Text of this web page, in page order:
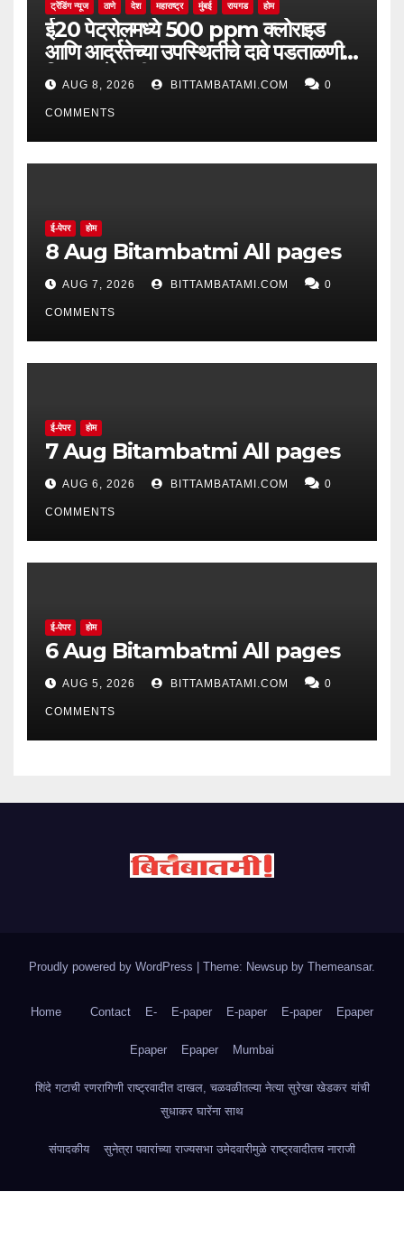
ट्रेंडिंग न्यूज ठाणे देश महाराष्ट्र मुंबई रायगड होम
ई20 पेट्रोलमध्ये 500 ppm क्लोराइड
आणि आर्द्रतेच्या उपस्थितीचे दावे पडताळणीत
सिद्ध झाले नाहीत
AUG 8, 2026 BITTAMBATAMI.COM 0
COMMENTS
ई-पेपर होम
8 Aug Bitambatmi All pages
AUG 7, 2026 BITTAMBATAMI.COM 0
COMMENTS
ई-पेपर होम
7 Aug Bitambatmi All pages
AUG 6, 2026 BITTAMBATAMI.COM 0
COMMENTS
ई-पेपर होम
6 Aug Bitambatmi All pages
AUG 5, 2026 BITTAMBATAMI.COM 0
COMMENTS
Proudly powered by WordPress | Theme: Newsup by Themeansar.
Home Contact E- E-paper E-paper E-paper Epaper
Epaper Epaper Mumbai
शिंदे गटाची रणरागिणी राष्ट्रवादीत दाखल, चळवळीतल्या नेत्या सुरेखा खेडकर यांची
सुधाकर घारेंना साथ
संपादकीय सुनेत्रा पवारांच्या राज्यसभा उमेदवारीमुळे राष्ट्रवादीतच नाराजी